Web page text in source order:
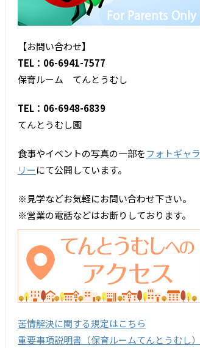
【お問い合わせ】
TEL：06-6941-7577
保育ルーム てんとうむし
TEL：06-6948-6839
てんとうむし園
食事やイベントの写真の一部をフォトギャラ
リーにて公開しています。
※見学などお気軽にお問い合わせ下さい。
※営業の電話などはお断りしております。
苦情解決に関する規定はこちら
重要事項説明書（保育ルームてんとうむし）